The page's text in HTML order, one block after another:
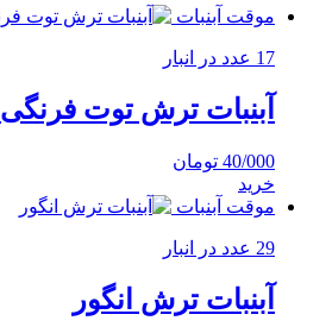
موقت آبنبات
17 عدد در انبار
آبنبات ترش توت فرنگی
40/000 تومان
خرید
موقت آبنبات
29 عدد در انبار
آبنبات ترش انگور